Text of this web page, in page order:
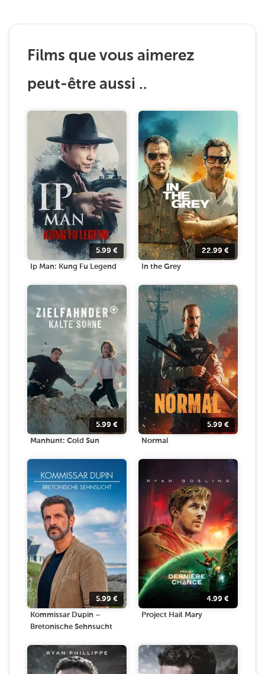
Films que vous aimerez
peut-être aussi ..
5.99 €
Ip Man: Kung Fu Legend
22.99 €
In the Grey
5.99 €
Manhunt: Cold Sun
5.99 €
Normal
5.99 €
Kommissar Dupin –
Bretonische Sehnsucht
4.99 €
Project Hail Mary